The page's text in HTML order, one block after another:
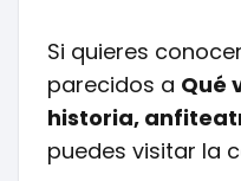
Si quieres
parecidos a Qué
historia,
puedes visitar la